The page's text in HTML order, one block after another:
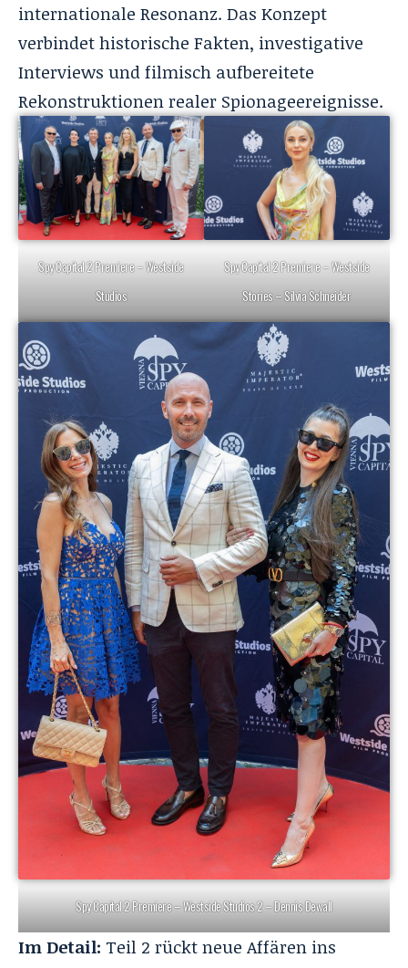
internationale Resonanz. Das Konzept
verbindet historische Fakten, investigative
Interviews und filmisch aufbereitete
Rekonstruktionen realer Spionageereignisse.
Spy Capital 2 Premiere – Westside
Studios
Spy Capital 2 Premiere – Westside
Stories – Silvia Schneider
Spy Capital 2 Premiere – Westside Studios 2 – Dennis Dewall
Im Detail: Teil 2 rückt neue Affären ins